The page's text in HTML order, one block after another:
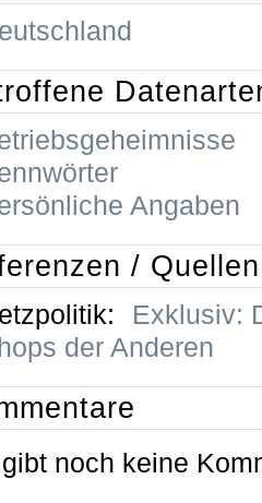
Angaben
/ Quellen
Exklusiv:
der Anderen
noch keine